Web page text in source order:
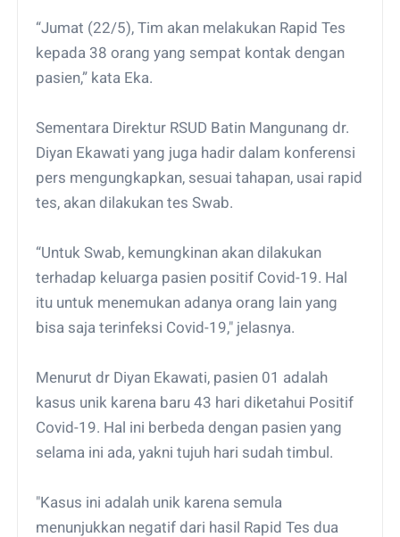
“Jumat (22/5), Tim akan melakukan Rapid Tes
kepada 38 orang yang sempat kontak dengan
pasien,” kata Eka.
Sementara Direktur RSUD Batin Mangunang dr.
Diyan Ekawati yang juga hadir dalam konferensi
pers mengungkapkan, sesuai tahapan, usai rapid
tes, akan dilakukan tes Swab.
“Untuk Swab, kemungkinan akan dilakukan
terhadap keluarga pasien positif Covid-19. Hal
itu untuk menemukan adanya orang lain yang
bisa saja terinfeksi Covid-19," jelasnya.
Menurut dr Diyan Ekawati, pasien 01 adalah
kasus unik karena baru 43 hari diketahui Positif
Covid-19. Hal ini berbeda dengan pasien yang
selama ini ada, yakni tujuh hari sudah timbul.
"Kasus ini adalah unik karena semula
menunjukkan negatif dari hasil Rapid Tes dua